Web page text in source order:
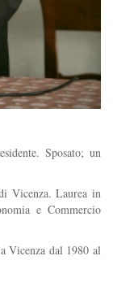
Sposato; un
Vicenza. Laurea in
e Commercio
Vicenza dal 1980 al